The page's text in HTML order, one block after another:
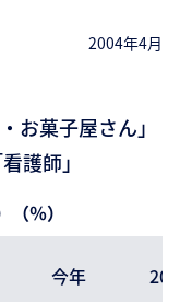
2004年4月
お菓子屋さん」
護師」
％）
今年